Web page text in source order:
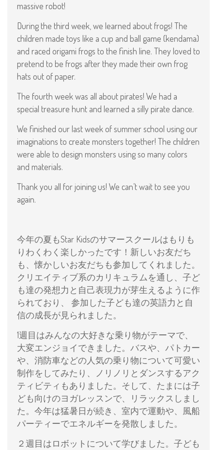
massive robot!
During the third week, we learned about frogs! The
children made toys like a cup and ball game (kendama)
and raced origami frogs to the finish line. They loved to
pretend to be frogs after they made their own frog
hats out of paper.
The fourth week was all about pirates! We had a
special treasure hunt and learned a silly pirate dance.
We finished our last week of summer school using our
imaginations to create monsters together! The children
were able to design monsters using so many colors
and materials.
Thank you all for joining us! We can’t wait to see you
again.
今年の夏もStar Kidsのサマースクールはもりも
りわくわく楽しかったです！新しいお友だち
も、懐かしいお友だちも参加してくれました。
クリエイティブ系のカリキュラムを通し、子ど
も達の発想力と自己表現力が芽生えるように作
られており、 参加した子ども達の英語力と自
信の成長が見られました。
1週目はみんなの大好きな乗り物がテーマで、
大変エンジョイできました。バスや、パトカー
や、消防車などの人気の乗り物について可愛い
制作をしてみたり、ノリノリとダンスするアク
ティビティもありました。そして、たまには子
ども向けのヨガレッスンで、リラックスしまし
た。今年は猛暑日が続き、室内で運動や、風船
パーティーでエネルギーを発散しました。
２週目はロボットについて学びました。子ども